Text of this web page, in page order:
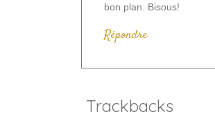
bon plan. Bisous!
Répondre
Trackbacks